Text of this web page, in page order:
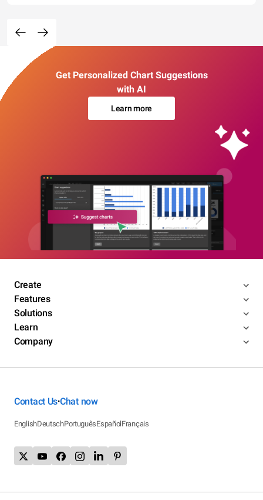
Get Personalized Chart Suggestions
with AI
Learn more
Create
Features
Solutions
Learn
Company
Contact Us•Chat now
EnglishDeutschPortuguêsEspañolFrançais